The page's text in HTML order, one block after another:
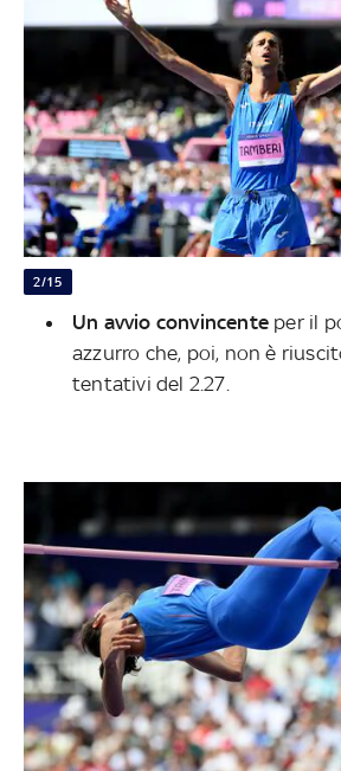
2/15
Un avvio convincente per il
azzurro che, poi, non è
tentativi del 2.27.